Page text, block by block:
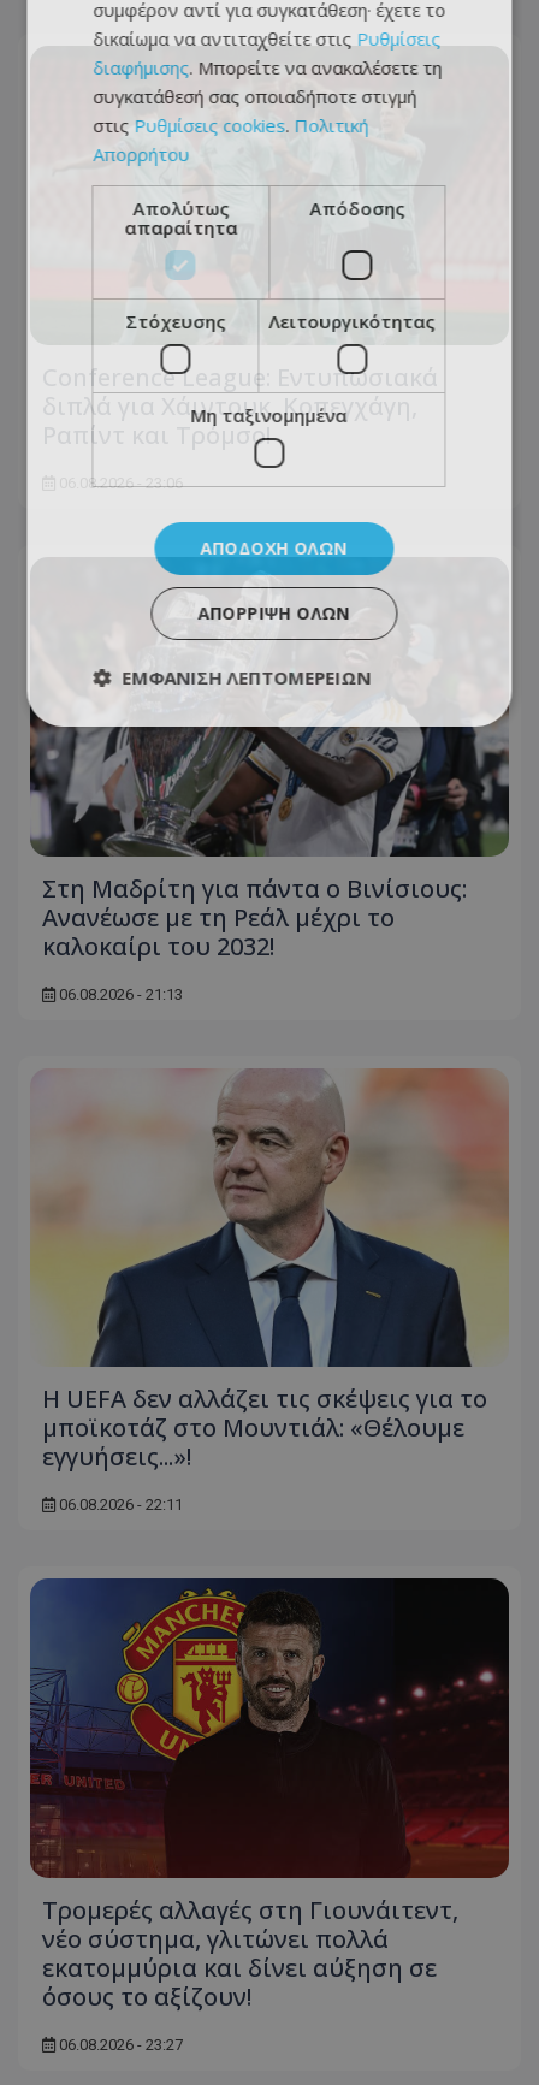
Conference League: Εντυπωσιακά
διπλά για Χάιντουκ, Κοπεγχάγη,
Ραπίντ και Τρόμσο!
06.08.2026 - 23:06
Στη Μαδρίτη για πάντα ο Βινίσιους:
Ανανέωσε με τη Ρεάλ μέχρι το
καλοκαίρι του 2032!
06.08.2026 - 21:13
Η UEFA δεν αλλάζει τις σκέψεις για το
μποϊκοτάζ στο Μουντιάλ: «Θέλουμε
εγγυήσεις...»!
06.08.2026 - 22:11
Τρομερές αλλαγές στη Γιουνάιτεντ,
νέο σύστημα, γλιτώνει πολλά
εκατομμύρια και δίνει αύξηση σε
όσους το αξίζουν!
06.08.2026 - 23:27
συμφέρον αντί για συγκατάθεση· έχετε το
δικαίωμα να αντιταχθείτε στις Ρυθμίσεις
διαφήμισης. Μπορείτε να ανακαλέσετε τη
συγκατάθεσή σας οποιαδήποτε στιγμή
στις Ρυθμίσεις cookies. Πολιτική
Απορρήτου
Απολύτως
απαραίτητα
Απόδοσης
Στόχευσης Λειτουργικότητας
Μη ταξινομημένα
ΑΠΟΔΟΧΉ ΌΛΩΝ
ΑΠΌΡΡΙΨΗ ΌΛΩΝ
ΕΜΦΆΝΙΣΗ ΛΕΠΤΟΜΕΡΕΙΏΝ